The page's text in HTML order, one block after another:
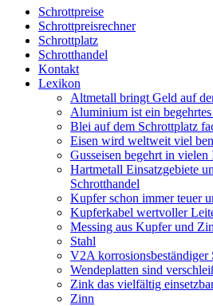
Schrottpreise
Schrottpreisrechner
Schrottplatz
Schrotthandel
Kontakt
Lexikon
Altmetall bringt Geld auf
Aluminium ist ein
Blei auf dem Schrottplatz
Eisen wird weltweit viel
Gusseisen begehrt in vielen
Hartmetall Einsatzgebiete
Schrotthandel
Kupfer schon immer teuer
Kupferkabel wertvoller
Messing aus Kupfer und
Stahl
V2A korrosionsbeständiger
Wendeplatten sind
Zink das vielfältig
Zinn